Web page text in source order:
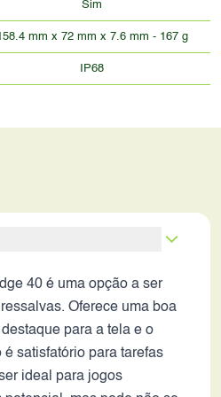
Sim
mm x 72 mm x 7.6 mm - 167 g
IP68
40 é uma opção a ser
Oferece uma boa
para a tela e o
satisfatório para tarefas
ideal para jogos